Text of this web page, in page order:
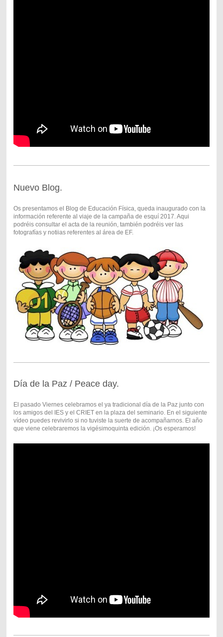
Nuevo Blog.
Os presentamos el Blog de Educación Física, queda inaugurado con la
información referente al viaje de la campaña de esquí 2017. Aqui
podréis consultar el acta de la reunión, también podréis ver las
fotografías y notiias referentes al área de EF.
Día de la Paz / Peace day.
El pasado Viernes celebramos el ya tradicional día de la Paz junto con
los amigos del IES y el CRIET en la plaza del seminario. En el siguiente
vídeo puedes revivirlo si no tuviste la suerte de acompañarnos. El año
que viene celebraremos la vigésimoquinta edición. ¡Os esperamos!